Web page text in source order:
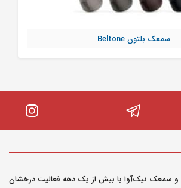
سمعک بلتون Beltone
سمعک نیک‌آوا با بیش از یک دهه فعالیت درخشان